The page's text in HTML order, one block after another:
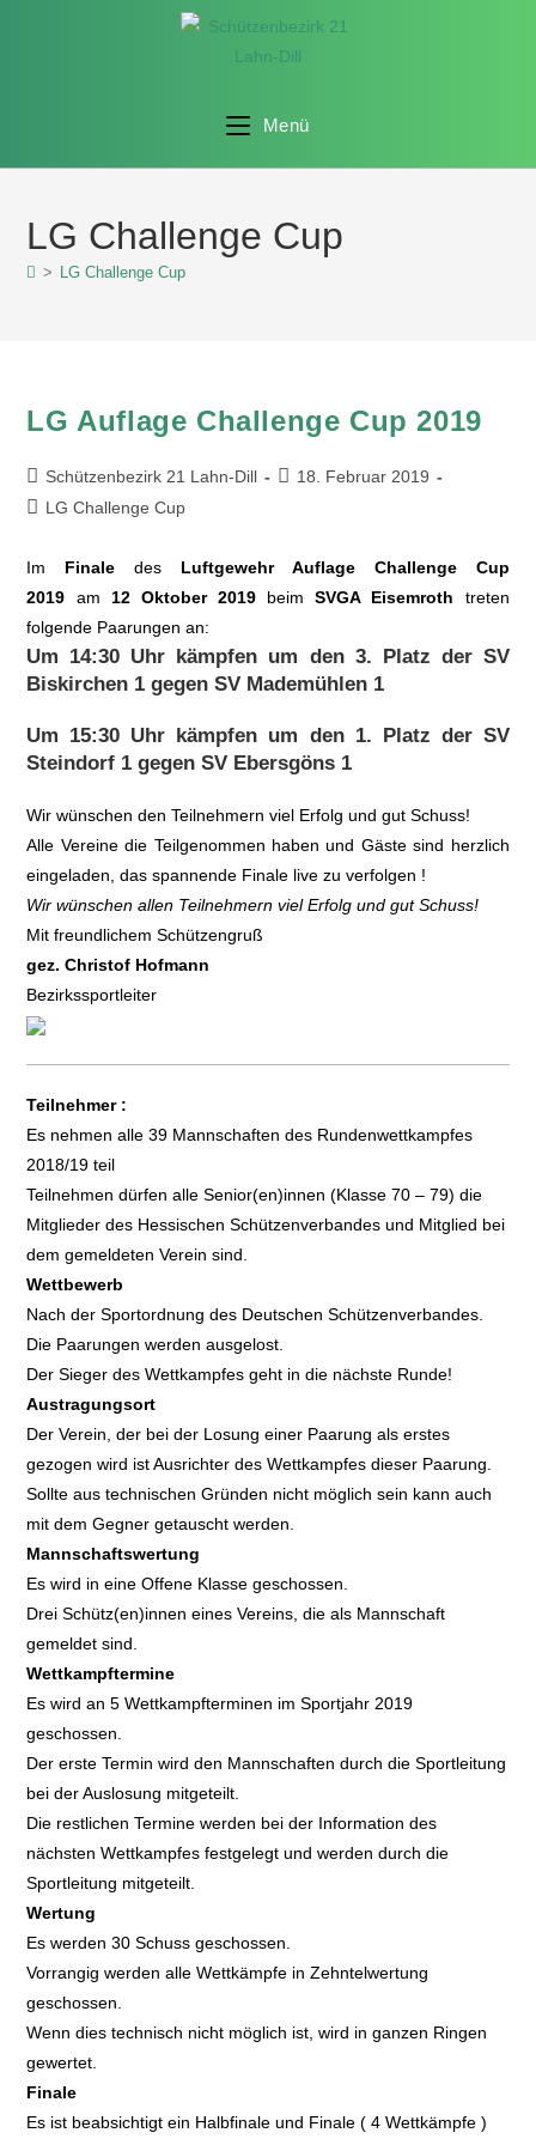
Menü
LG Challenge Cup
> LG Challenge Cup
LG Auflage Challenge Cup 2019
Schützenbezirk 21 Lahn-Dill
18. Februar 2019
LG Challenge Cup
Im Finale des Luftgewehr Auflage Challenge Cup
2019 am 12 Oktober 2019 beimSVGA Eisemroth treten
folgende Paarungen an:
Um 14:30 Uhr kämpfen um den 3. Platz der SV
Biskirchen 1 gegen SV Mademühlen 1
Um 15:30 Uhr kämpfen um den 1. Platz der SV
Steindorf 1 gegen SV Ebersgöns 1
Wir wünschen den Teilnehmern viel Erfolg und gut Schuss!
Alle Vereine die Teilgenommen haben und Gäste sind herzlich
eingeladen, das spannende Finale live zu verfolgen !
Wir wünschen allen Teilnehmern viel Erfolg und gut Schuss!
Mit freundlichem Schützengruß
gez. Christof Hofmann
Bezirkssportleiter
Teilnehmer :
Es nehmen alle 39 Mannschaften des Rundenwettkampfes
2018/19 teil
Teilnehmen dürfen alle Senior(en)innen (Klasse 70 – 79) die
Mitglieder des Hessischen Schützenverbandes und Mitglied bei
dem gemeldeten Verein sind.
Wettbewerb
Nach der Sportordnung des Deutschen Schützenverbandes.
Die Paarungen werden ausgelost.
Der Sieger des Wettkampfes geht in die nächste Runde!
Austragungsort
Der Verein, der bei der Losung einer Paarung als erstes
gezogen wird ist Ausrichter des Wettkampfes dieser Paarung.
Sollte aus technischen Gründen nicht möglich sein kann auch
mit dem Gegner getauscht werden.
Mannschaftswertung
Es wird in eine Offene Klasse geschossen.
Drei Schütz(en)innen eines Vereins, die als Mannschaft
gemeldet sind.
Wettkampftermine
Es wird an 5 Wettkampfterminen im Sportjahr 2019
geschossen.
Der erste Termin wird den Mannschaften durch die Sportleitung
bei der Auslosung mitgeteilt.
Die restlichen Termine werden bei der Information des
nächsten Wettkampfes festgelegt und werden durch die
Sportleitung mitgeteilt.
Wertung
Es werden 30 Schuss geschossen.
Vorrangig werden alle Wettkämpfe in Zehntelwertung
geschossen.
Wenn dies technisch nicht möglich ist, wird in ganzen Ringen
gewertet.
Finale
Es ist beabsichtigt ein Halbfinale und Finale ( 4 Wettkämpfe )